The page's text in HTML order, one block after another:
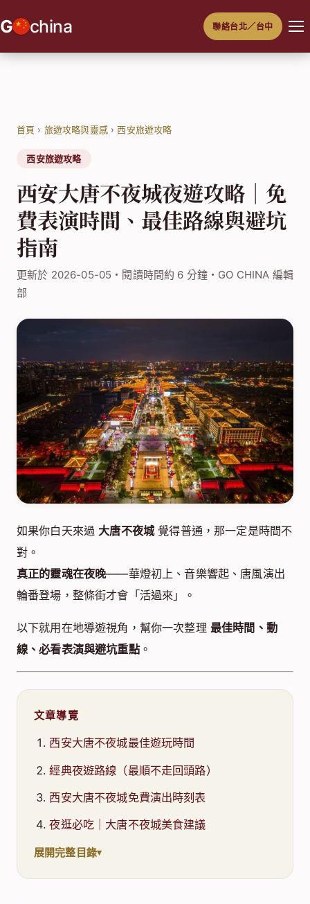
至
G china 聯絡台北／台中
首頁 › 旅遊攻略與靈感›西安旅遊攻略
西安旅遊攻略
西安大唐不夜城夜遊攻略｜免
費表演時間、最佳路線與避坑
指南
更新於 2026-05-05・閱讀時間約 6 分鐘・GO CHINA 編輯
部
如果你白天來過 大唐不夜城覺得普通，那一定是時間不
對。
真正的靈魂在夜晚——華燈初上、音樂響起、唐風演出
輪番登場，整條街才會「活過來」。
以下就用在地導遊視角，幫你一次整理 最佳時間、動
線、必看表演與避坑重點。
文章導覽
西安大唐不夜城最佳遊玩時間
經典夜遊路線（最順不走回頭路）
西安大唐不夜城免費演出時刻表
夜逛必吃｜大唐不夜城美食建議
展開完整目錄